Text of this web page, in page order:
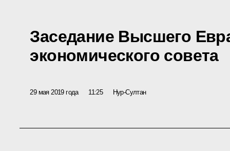
Заседание Высшего
экономического совета
29 мая 2019 года 11:25 Нур-Султан